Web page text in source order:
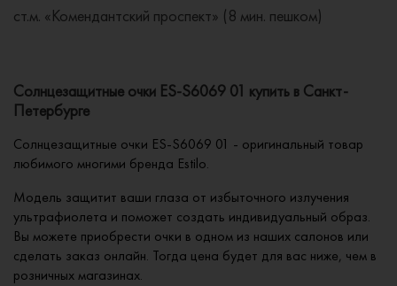
ст.м. «Комендантский проспект» (8 мин. пешком)
Солнцезащитные очки ES-S6069 01 купить в Санкт-
Петербурге
Солнцезащитные очки ES-S6069 01 - оригинальный товар
любимого многими бренда Estilo.
Модель защитит ваши глаза от избыточного излучения
ультрафиолета и поможет создать индивидуальный образ.
Вы можете приобрести очки в одном из наших салонов или
сделать заказ онлайн. Тогда цена будет для вас ниже, чем в
розничных магазинах.